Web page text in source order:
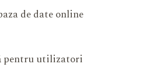
de date online
pentru utilizatori